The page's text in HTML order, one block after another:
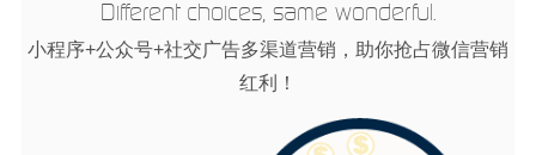
Different choices, same wonderful.
小程序+公众号+社交广告多渠道营销，助你抢占微信营销
红利！